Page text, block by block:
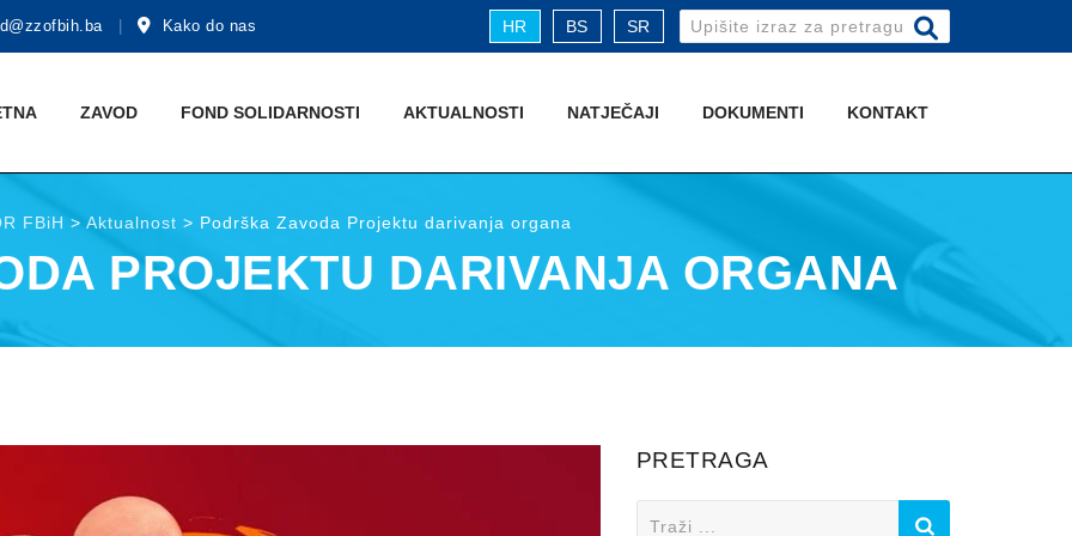
Kako do nas HR BS SR
Search
for:
ZAVOD FOND SOLIDARNOSTI AKTUALNOSTI NATJEČAJI DOKUMENTI KONTAKT
FBiH > Aktualnost > Podrška Zavoda Projektu darivanja organa
PROJEKTU DARIVANJA ORGANA
PRETRAGA